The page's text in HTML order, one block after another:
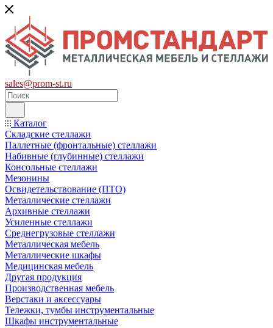
sales@prom-st.ru
Каталог
Складские стеллажи
Паллетные (фронтальные) стеллажи
Набивные (глубинные) стеллажи
Консольные стеллажи
Мезонины
Освидетельствование (ПТО)
Металлические стеллажи
Архивные стеллажи
Усиленные стеллажи
Среднегрузовые стеллажи
Металлическая мебель
Металлические шкафы
Медицинская мебель
Другая продукция
Производственная мебель
Верстаки и аксессуары
Тележки, тумбы инструментальные
Шкафы инструментальные